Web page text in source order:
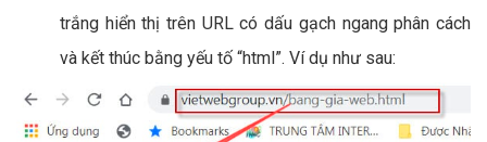
trắng hiển thị trên URL có dấu gạch ngang phân cách
và kết thúc bằng yếu tố “html”. Ví dụ như sau: